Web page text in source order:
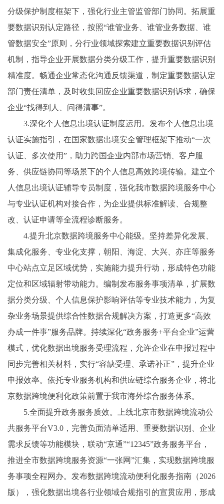
分级保护制度框架下，强化行业主管监管部门协同。拓展重
要数据识别认定路径，按照“谁管业务、谁管业务数据、谁
管数据安全”原则，分行业领域探索建立重要数据识别评估
机制，指导企业开展数据分类分级工作，提升重要数据识别
精准度。畅通企业常态化沟通反馈渠道，制定重要数据认定
部门责任清单，及时收集回应企业重要数据识别诉求，确保
企业“找得到人、问得清事”。
3.深化个人信息出境认证制度运用。发布个人信息出境
认证实施指引，在国家数据出境安全管理框架下推动“一次
认证、多次使用”，助力跨国企业内部市场营销、客户服
务、供应链协同等场景下的个人信息高效跨境传输。建立个
人信息出境认证辅导专员制度，强化我市数据跨境服务中心
与专业认证机构对接合作，为企业提供标准解读、合规整
改、认证申请等全流程诊断服务。
4.提升北京数据跨境服务中心能级。坚持差异化发展、
集成化服务、专业化支撑，朝阳、海淀、大兴、亦庄等服务
中心站点立足区域优势，实施能力提升行动，形成特色功能
定位和区域辐射带动能力。编制发布服务事项清单，扩展数
据分类分级、个人信息保护影响评估等专业技术能力，为复
杂业务场景提供综合性数据合规解决方案，打造更多“高效
办成一件事”服务品牌。持续深化“政务服务+平台企业”运营
模式，优化数据出境服务受理流程，允许企业在申报过程中
同步完善相关材料，实行“容缺受理、承诺补正”，提升企业
申报效率。依托专业服务机构和供应链综合服务企业，将北
京数据跨境便利化政策前置于我市海外综合服务体系。
5.全面提升政务服务质效。上线北京市数据跨境流动公
共服务平台V3.0，完善负面清单适用、重要数据识别、企业
需求反馈等功能模块，联动“京通”“12345”政务服务平台，
推进全市数据跨境服务资源“一张网”汇集，实现数据跨境服
务事项全程网办。发布数据跨境流动便利化服务指南（2026
版），强化数据出境各行业领域合规指引的宣贯应用，形成